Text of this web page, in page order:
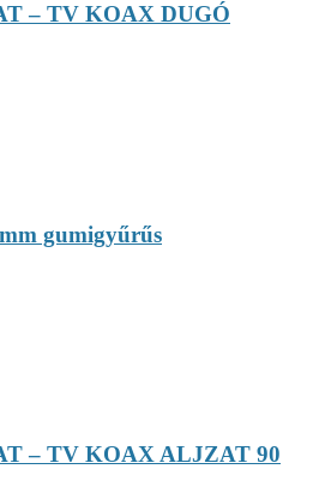
– TV KOAX DUGÓ
gumigyűrűs
– TV KOAX ALJZAT 90